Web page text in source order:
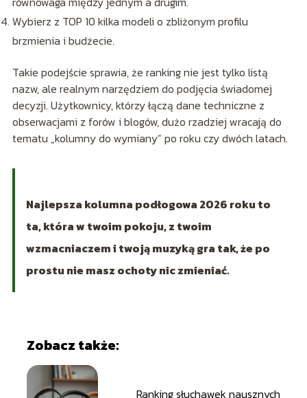
Wybierz z TOP 10 kilka modeli o zbliżonym profilu
brzmienia i budżecie.
Takie podejście sprawia, że ranking nie jest tylko listą
nazw, ale realnym narzędziem do podjęcia świadomej
decyzji. Użytkownicy, którzy łączą dane techniczne z
obserwacjami z forów i blogów, dużo rzadziej wracają do
tematu „kolumny do wymiany” po roku czy dwóch latach.
Najlepsza kolumna podłogowa 2026 roku to
ta, która w twoim pokoju, z twoim
wzmacniaczem i twoją muzyką gra tak, że po
prostu nie masz ochoty nic zmieniać.
Zobacz także:
Ranking słuchawek nausznych